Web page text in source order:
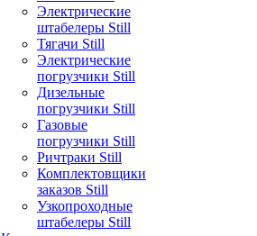
Электрические
штабелеры Still
Тягачи Still
Электрические
погрузчики Still
Дизельные
погрузчики Still
Газовые
погрузчики Still
Ричтраки Still
Комплектовщики
заказов Still
Узкопроходные
штабелеры Still